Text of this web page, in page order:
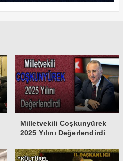
Milletvekili Coşkunyürek
2025 Yılını Değerlendirdi